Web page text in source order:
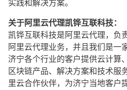
实践和解决方案。
关于阿里云代理凯铧互联科技：
凯铧互联科技是阿里云代理，负
阿里云代理业务，并且我们是一
济宁各个行业的客户提供云计算
区块链产品、解决方案和技术服
里云合作伙伴，为济宁当地客户